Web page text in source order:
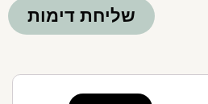
שליחת דימות